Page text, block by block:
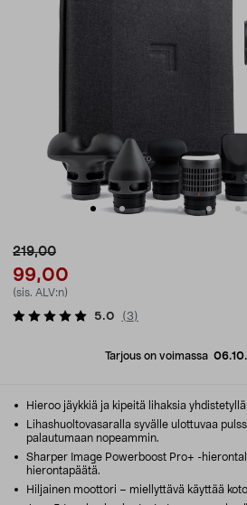
219,00
99,00
(sis. ALV:n)
5.0 (3)
Tarjous on voimassa
Hieroo jäykkiä ja kipeitä lihaksia
Lihashuoltovasaralla syvälle ulottuvaa
palautumaan nopeammin.
Sharper Image Powerboost Pro+ -
hierontapäätä.
Hiljainen moottori – miellyttävä käyttää